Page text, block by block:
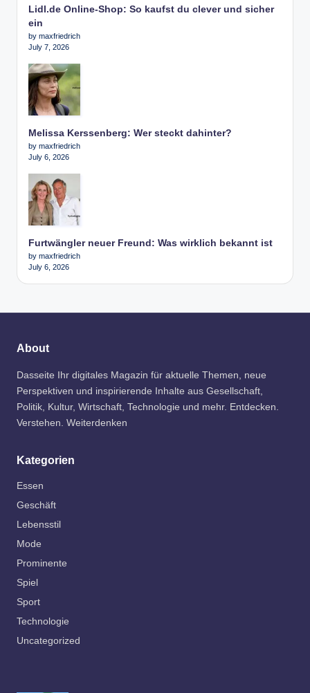
Lidl.de Online-Shop: So kaufst du clever und sicher
ein
by maxfriedrich
July 7, 2026
Melissa Kerssenberg: Wer steckt dahinter?
by maxfriedrich
July 6, 2026
Furtwängler neuer Freund: Was wirklich bekannt ist
by maxfriedrich
July 6, 2026
About
Dasseite Ihr digitales Magazin für aktuelle Themen, neue
Perspektiven und inspirierende Inhalte aus Gesellschaft,
Politik, Kultur, Wirtschaft, Technologie und mehr. Entdecken.
Verstehen. Weiterdenken
Kategorien
Essen
Geschäft
Lebensstil
Mode
Prominente
Spiel
Sport
Technologie
Uncategorized